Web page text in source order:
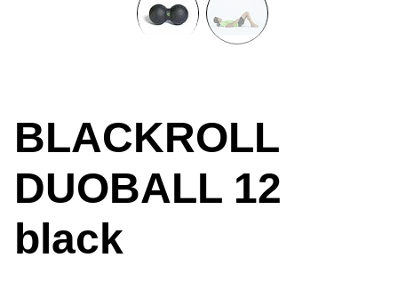
BLACKROLL
DUOBALL 12
black